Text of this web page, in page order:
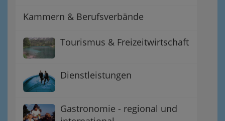
Kammern & Berufsverbände
Tourismus & Freizeitwirtschaft
Dienstleistungen
Gastronomie - regional und